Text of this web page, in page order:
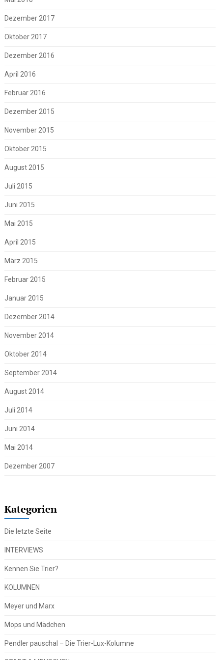
Dezember 2017
Oktober 2017
Dezember 2016
April 2016
Februar 2016
Dezember 2015
November 2015
Oktober 2015
August 2015
Juli 2015
Juni 2015
Mai 2015
April 2015
März 2015
Februar 2015
Januar 2015
Dezember 2014
November 2014
Oktober 2014
September 2014
August 2014
Juli 2014
Juni 2014
Mai 2014
Dezember 2007
Kategorien
Die letzte Seite
INTERVIEWS
Kennen Sie Trier?
KOLUMNEN
Meyer und Marx
Mops und Mädchen
Pendler pauschal – Die Trier-Lux-Kolumne